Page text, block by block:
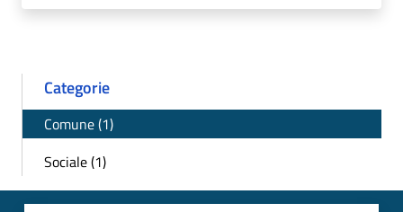
Categorie
Comune (1)
Sociale (1)